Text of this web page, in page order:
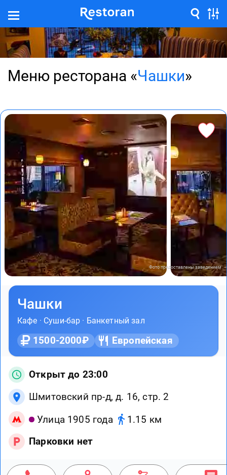
Меню ресторана «Чашки»
Фото предоставлены заведением
Чашки
Кафе · Суши-бар · Банкетный зал
1500-2000₽ Европейская
Открыт до 23:00
Шмитовский пр-д, д. 16, стр. 2
Улица 1905 года
1.15 км
Парковки нет